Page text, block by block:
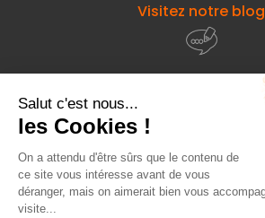
Visitez notre blog
À propos de
Fourniresto